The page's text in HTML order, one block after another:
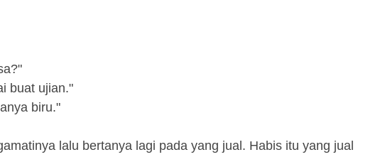
buat ujian."
biru."
lalu bertanya lagi pada yang jual. Habis itu yang jual